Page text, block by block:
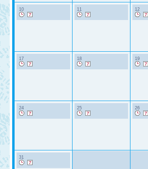
10 11 12
17 18 19
24 25 26
31